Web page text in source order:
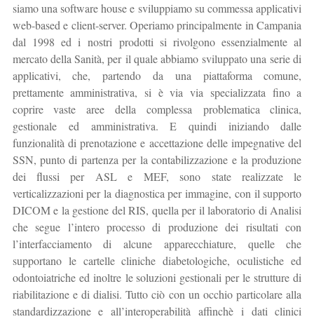
siamo una software house e sviluppiamo su commessa applicativi
web-based e client-server. Operiamo principalmente in Campania
dal 1998 ed i nostri prodotti si rivolgono essenzialmente al
mercato della Sanità, per il quale abbiamo sviluppato una serie di
applicativi, che, partendo da una piattaforma comune,
prettamente amministrativa, si è via via specializzata fino a
coprire vaste aree della complessa problematica clinica,
gestionale ed amministrativa. E quindi iniziando dalle
funzionalità di prenotazione e accettazione delle impegnative del
SSN, punto di partenza per la contabilizzazione e la produzione
dei flussi per ASL e MEF, sono state realizzate le
verticalizzazioni per la diagnostica per immagine, con il supporto
DICOM e la gestione del RIS, quella per il laboratorio di Analisi
che segue l’intero processo di produzione dei risultati con
l’interfacciamento di alcune apparecchiature, quelle che
supportano le cartelle cliniche diabetologiche, oculistiche ed
odontoiatriche ed inoltre le soluzioni gestionali per le strutture di
riabilitazione e di dialisi. Tutto ciò con un occhio particolare alla
standardizzazione e all’interoperabilità affinchè i dati clinici